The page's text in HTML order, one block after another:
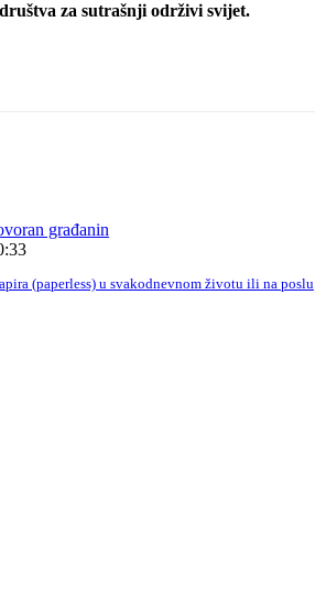
za sutrašnji održivi svijet.
građanin
(paperless) u svakodnevnom životu ili na poslu